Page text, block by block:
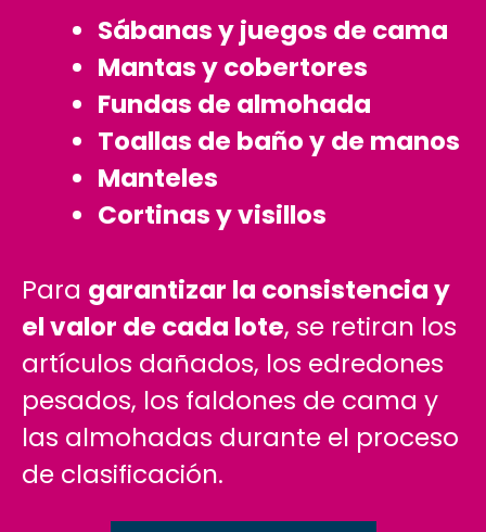
Sábanas y juegos de cama
Mantas y cobertores
Fundas de almohada
Toallas de baño y de manos
Manteles
Cortinas y visillos
Para garantizar la consistencia y
el valor de cada lote, se retiran los
artículos dañados, los edredones
pesados, los faldones de cama y
las almohadas durante el proceso
de clasificación.